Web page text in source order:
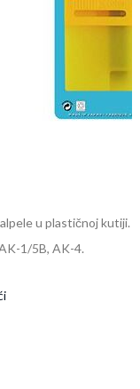
u plastičnoj kutiji.
1/5B, AK-4.